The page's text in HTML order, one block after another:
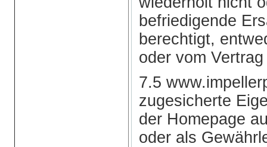
befriedigende
berechtigt,
oder vom
7.5
zugesicherte
der Homepage
oder als